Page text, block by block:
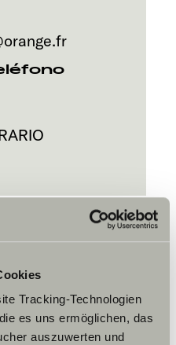
Tracking-Technologien
es uns ermöglichen, das
auszuwerten und
los cookies de
el contenido.